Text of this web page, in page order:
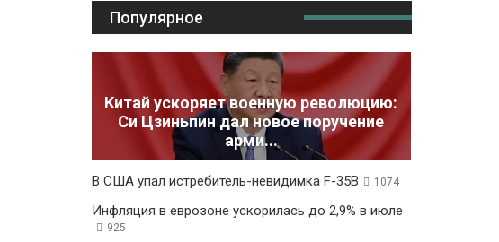
Популярное
Китай ускоряет военную революцию:
Си Цзиньпин дал новое поручение
арми...
В США упал истребитель-невидимка F-35B 1074
Инфляция в еврозоне ускорилась до 2,9% в июле
925